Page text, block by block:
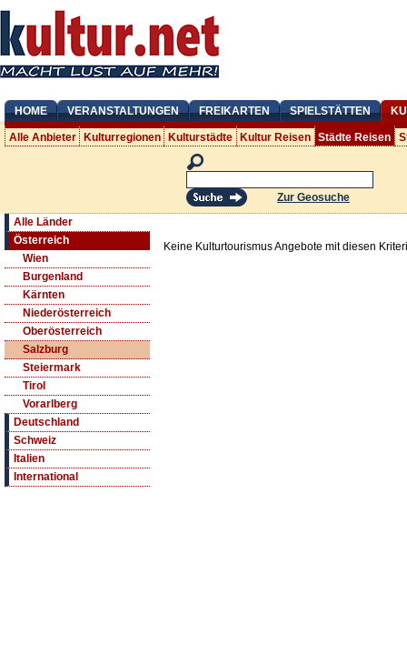
HOME VERANSTALTUNGEN FREIKARTEN SPIELSTÄTTEN
Alle Anbieter Kulturregionen Kulturstädte Kultur Reisen Städte Reisen
Zur Geosuche
Alle Länder
Österreich
Wien
Burgenland
Kärnten
Niederösterreich
Oberösterreich
Salzburg
Steiermark
Tirol
Vorarlberg
Deutschland
Schweiz
Italien
International
Keine Kulturtourismus Angebote mit diesen